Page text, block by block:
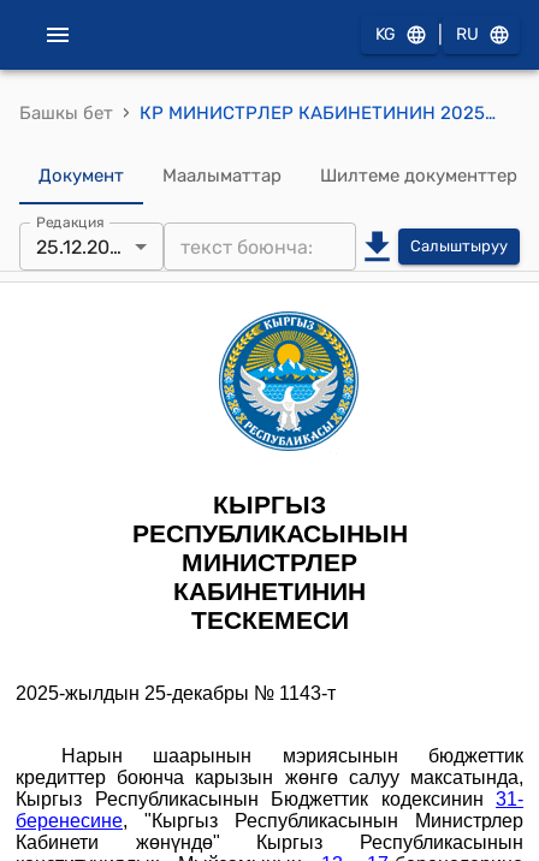
KG RU
Башкы бет › КР МИНИСТРЛЕР КАБИНЕТИНИН 2025-жылдын 25-декабрындагы № 1143-т (Нарын шаарынын мэриясынын бюджеттик кредиттер боюнча карызын жөнгө салуу туу- ралуу) ТЕСКЕМЕСИ
Документ Маалыматтар Шилтеме документтер
Редакция
25.12.2025 Салыштыруу